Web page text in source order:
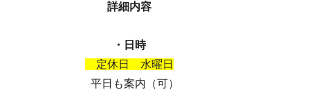
詳細内容
・日時
定休日 水曜日
平日も案内（可）